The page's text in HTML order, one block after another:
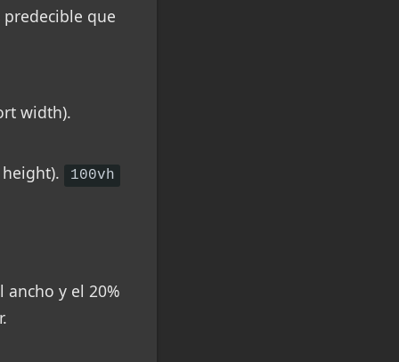
predecible que
width).
100vh
ancho y el 20%